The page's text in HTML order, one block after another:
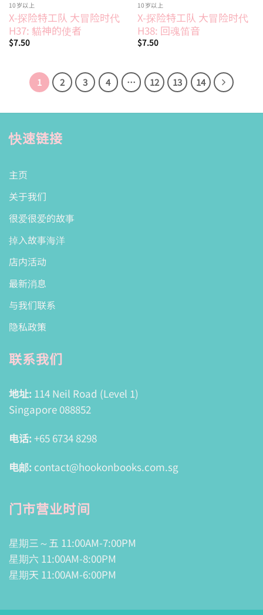
10岁以上
X-探险特工队 大冒险时代
H37: 貓神的使者
$7.50
10岁以上
X-探险特工队 大冒险时代
H38: 回魂笛音
$7.50
1 2 3 4 … 12 13 14
快速链接
主页
关于我们
很爱很爱的故事
掉入故事海洋
店内活动
最新消息
与我们联系
隐私政策
联系我们
地址: 114 Neil Road (Level 1)
Singapore 088852
电话: +65 6734 8298
电邮: contact@hookonbooks.com.sg
门市营业时间
星期三～五 11:00AM-7:00PM
星期六 11:00AM-8:00PM
星期天 11:00AM-6:00PM